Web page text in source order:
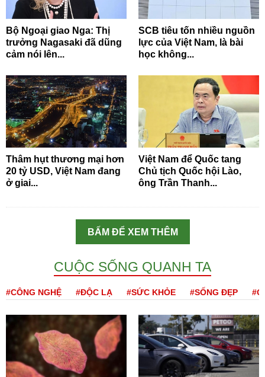
Bộ Ngoại giao Nga: Thị
trưởng Nagasaki đã dũng
cảm nói lên...
SCB tiêu tốn nhiều nguồn
lực của Việt Nam, là bài
học không...
Thâm hụt thương mại hơn
20 tỷ USD, Việt Nam đang
ở giai...
Việt Nam để Quốc tang
Chủ tịch Quốc hội Lào,
ông Trần Thanh...
BẤM ĐỂ XEM THÊM
CUỘC SỐNG QUANH TA
#CÔNG NGHỆ #ĐỘC LẠ #SỨC KHỎE #SỐNG ĐẸP